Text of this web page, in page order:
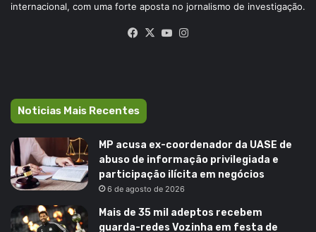
internacional, com uma forte aposta no jornalismo de investigação.
Facebook
X YouTube
Noticias Mais Recentes
MP acusa ex-coordenador da UASE de
abuso de informação privilegiada e
participação ilícita em negócios
6 de agosto de 2026
Mais de 35 mil adeptos recebem
guarda-redes Vozinha em festa de